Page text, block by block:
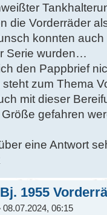
die Vorderräder
konnten
Serie wurden…
den Pappbrief
zum Thema
mit dieser
gefahren
eine Antwort
1955
08.07.2024, 06:15